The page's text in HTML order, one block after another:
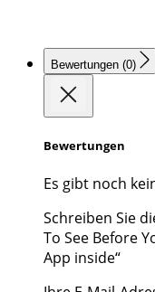
Bewertungen (0)
Bewertungen
Es gibt noch
Schreiben Sie
To See Before
App inside“